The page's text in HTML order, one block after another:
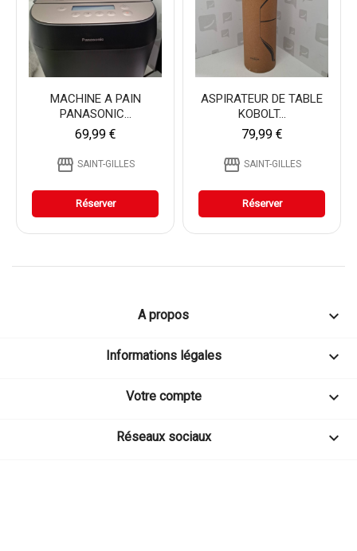
MACHINE A PAIN
PANASONIC...
69,99 €
storefront SAINT-GILLES
Réserver
ASPIRATEUR DE TABLE
KOBOLT...
79,99 €
storefront SAINT-GILLES
Réserver
A propos 
Informations légales 
Votre compte 
Réseaux sociaux 